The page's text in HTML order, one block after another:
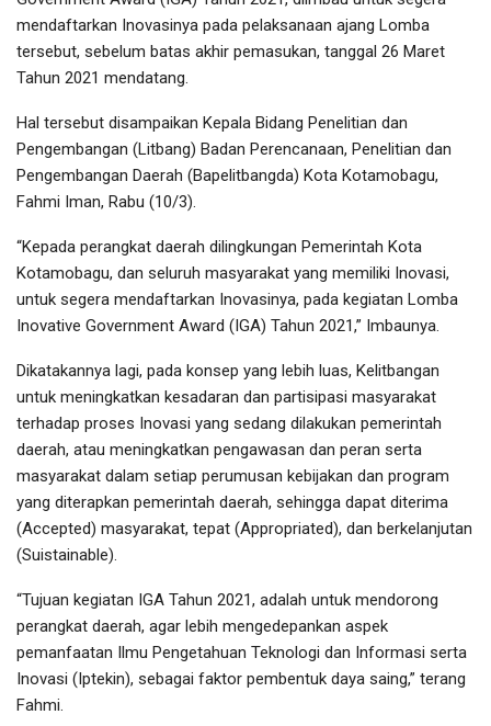
mendaftarkan Inovasinya pada pelaksanaan ajang Lomba
tersebut, sebelum batas akhir pemasukan, tanggal 26 Maret
Tahun 2021 mendatang.
Hal tersebut disampaikan Kepala Bidang Penelitian dan
Pengembangan (Litbang) Badan Perencanaan, Penelitian dan
Pengembangan Daerah (Bapelitbangda) Kota Kotamobagu,
Fahmi Iman, Rabu (10/3).
“Kepada perangkat daerah dilingkungan Pemerintah Kota
Kotamobagu, dan seluruh masyarakat yang memiliki Inovasi,
untuk segera mendaftarkan Inovasinya, pada kegiatan Lomba
Inovative Government Award (IGA) Tahun 2021,” Imbaunya.
Dikatakannya lagi, pada konsep yang lebih luas, Kelitbangan
untuk meningkatkan kesadaran dan partisipasi masyarakat
terhadap proses Inovasi yang sedang dilakukan pemerintah
daerah, atau meningkatkan pengawasan dan peran serta
masyarakat dalam setiap perumusan kebijakan dan program
yang diterapkan pemerintah daerah, sehingga dapat diterima
(Accepted) masyarakat, tepat (Appropriated), dan berkelanjutan
(Suistainable).
“Tujuan kegiatan IGA Tahun 2021, adalah untuk mendorong
perangkat daerah, agar lebih mengedepankan aspek
pemanfaatan Ilmu Pengetahuan Teknologi dan Informasi serta
Inovasi (Iptekin), sebagai faktor pembentuk daya saing,” terang
Fahmi.